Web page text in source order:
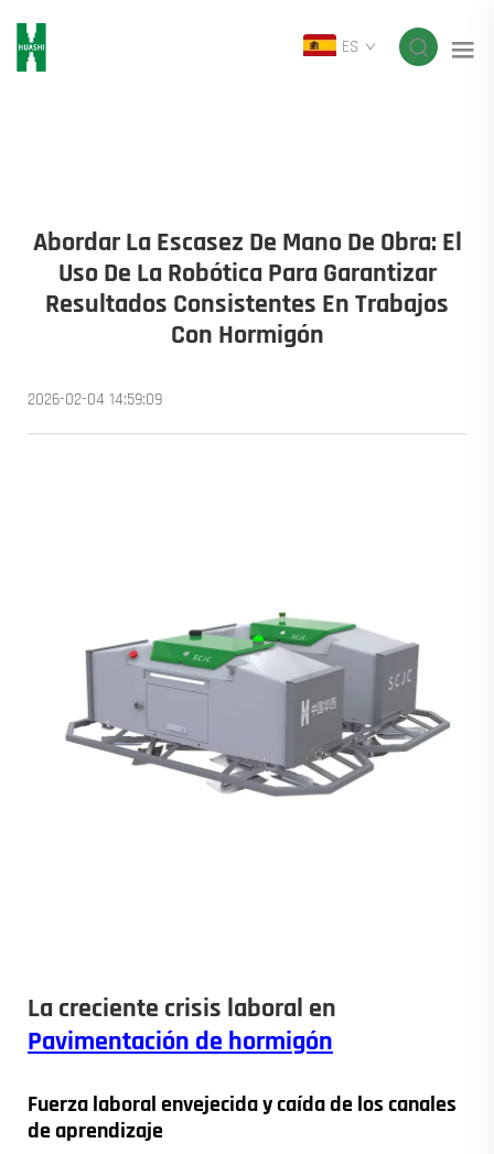
ES
Abordar La Escasez De Mano De Obra: El
Uso De La Robótica Para Garantizar
Resultados Consistentes En Trabajos
Con Hormigón
2026-02-04 14:59:09
La creciente crisis laboral en
Pavimentación de hormigón
Fuerza laboral envejecida y caída de los canales
de aprendizaje